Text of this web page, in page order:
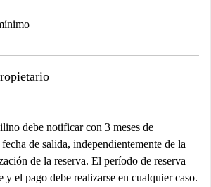
debe notificar con 3 meses de
de salida, independientemente de la
de la reserva. El período de reserva
y el pago debe realizarse en cualquier caso.